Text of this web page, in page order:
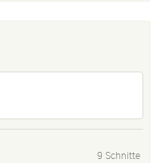
9 Schnitte